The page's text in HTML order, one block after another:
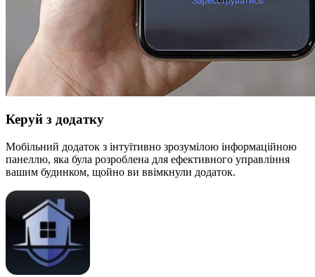
Керуй з додатку
Мобільний додаток з інтуїтивно зрозумілою інформаційною
панеллю, яка була розроблена для ефективного управління
вашим будинком, щойно ви ввімкнули додаток.